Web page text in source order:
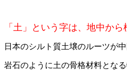
「土」という字は、地中か
日本のシルト質土壌のルーツが
岩石のように土の骨格材料とな